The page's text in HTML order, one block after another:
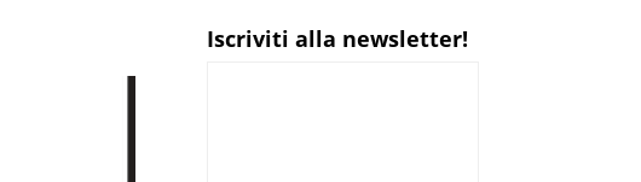
Iscriviti alla newsletter!